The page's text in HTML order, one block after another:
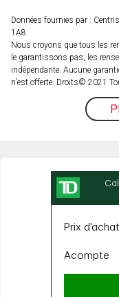
Données fournies par :
1A8
Nous croyons que tous les
le garantissons pas; les
indépendante. Aucune
n’est offerte. Droits© 2021